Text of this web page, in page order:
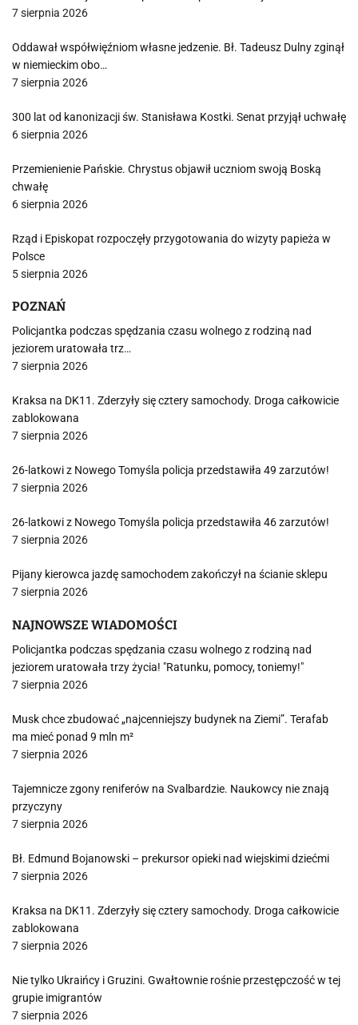
7 sierpnia 2026
Oddawał współwięźniom własne jedzenie. Bł. Tadeusz Dulny zginął
w niemieckim obo…
7 sierpnia 2026
300 lat od kanonizacji św. Stanisława Kostki. Senat przyjął uchwałę
6 sierpnia 2026
Przemienienie Pańskie. Chrystus objawił uczniom swoją Boską
chwałę
6 sierpnia 2026
Rząd i Episkopat rozpoczęły przygotowania do wizyty papieża w
Polsce
5 sierpnia 2026
POZNAŃ
Policjantka podczas spędzania czasu wolnego z rodziną nad
jeziorem uratowała trz…
7 sierpnia 2026
Kraksa na DK11. Zderzyły się cztery samochody. Droga całkowicie
zablokowana
7 sierpnia 2026
26-latkowi z Nowego Tomyśla policja przedstawiła 49 zarzutów!
7 sierpnia 2026
26-latkowi z Nowego Tomyśla policja przedstawiła 46 zarzutów!
7 sierpnia 2026
Pijany kierowca jazdę samochodem zakończył na ścianie sklepu
7 sierpnia 2026
NAJNOWSZE WIADOMOŚCI
Policjantka podczas spędzania czasu wolnego z rodziną nad
jeziorem uratowała trzy życia! "Ratunku, pomocy, toniemy!"
7 sierpnia 2026
Musk chce zbudować „najcenniejszy budynek na Ziemi”. Terafab
ma mieć ponad 9 mln m²
7 sierpnia 2026
Tajemnicze zgony reniferów na Svalbardzie. Naukowcy nie znają
przyczyny
7 sierpnia 2026
Bł. Edmund Bojanowski – prekursor opieki nad wiejskimi dziećmi
7 sierpnia 2026
Kraksa na DK11. Zderzyły się cztery samochody. Droga całkowicie
zablokowana
7 sierpnia 2026
Nie tylko Ukraińcy i Gruzini. Gwałtownie rośnie przestępczość w tej
grupie imigrantów
7 sierpnia 2026